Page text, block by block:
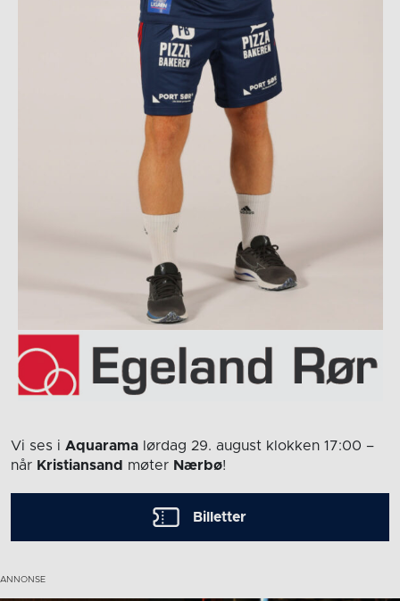
Vi ses i Aquarama lørdag 29. august klokken 17:00 –
når Kristiansand møter Nærbø!
Billetter